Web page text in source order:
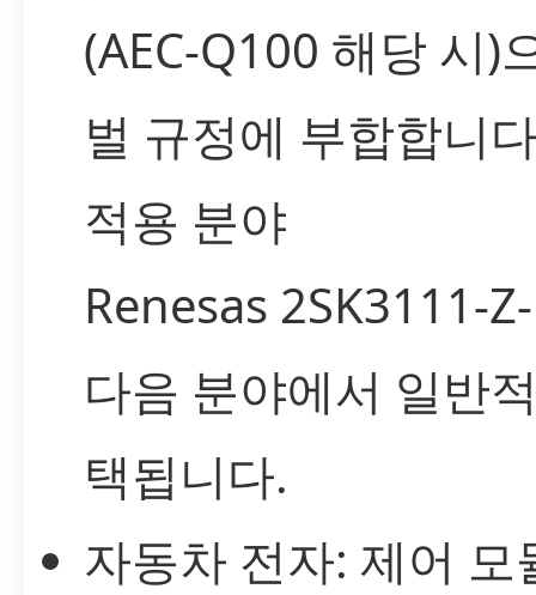
(AEC-Q100 해당 시)
벌 규정에 부합합니
적용 분야
Renesas 2SK3111-
다음 분야에서 일반
택됩니다.
자동차 전자: 제어 모